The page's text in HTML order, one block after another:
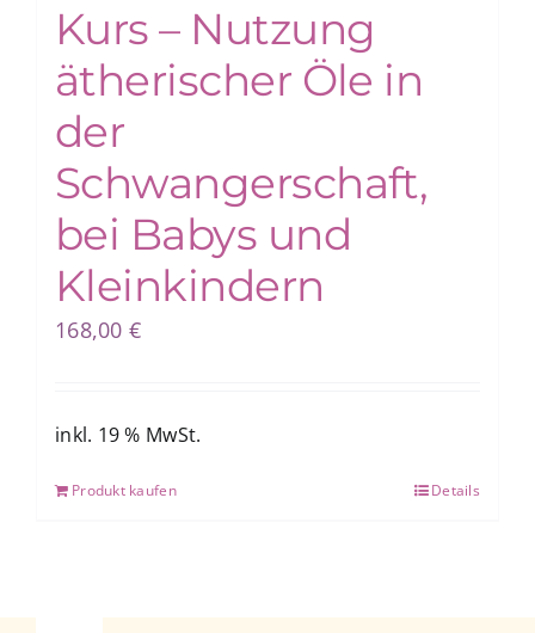
Kurs – Nutzung
ätherischer Öle in
der
Schwangerschaft,
bei Babys und
Kleinkindern
168,00 €
inkl. 19 % MwSt.
Produkt kaufen Details